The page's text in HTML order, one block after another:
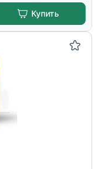
Купить